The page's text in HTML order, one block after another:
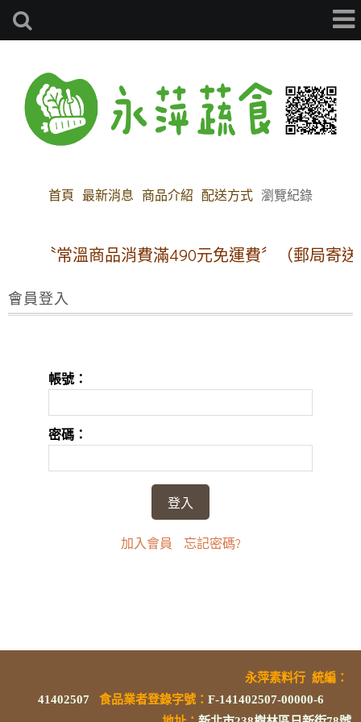
首頁 最新消息 商品介紹 配送方式 瀏覽紀錄
〝常溫商品消費滿490元免運費〞（郵局寄送
會員登入
帳號：
密碼：
加入會員 忘記密碼?
永萍素料行 統編 ：
41402507
食品業者登錄字號： F-141402507-00000-6